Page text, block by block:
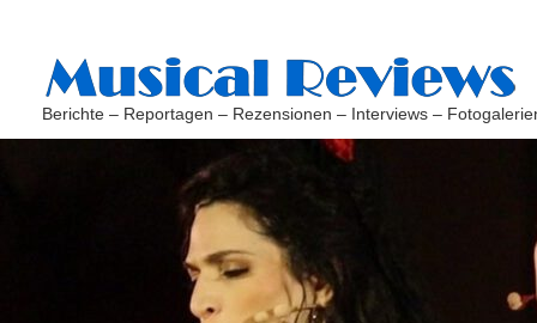
Berichte – Reportagen – Rezensionen – Interviews –